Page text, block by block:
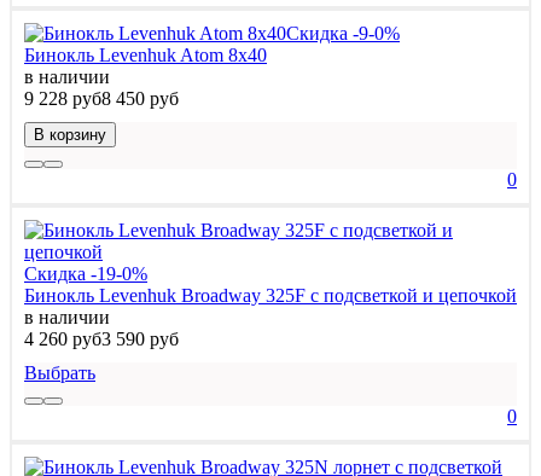
Скидка -9-0%
Бинокль Levenhuk Atom 8x40
в наличии
9 228 руб8 450 руб
В корзину
0
Скидка -19-0%
Бинокль Levenhuk Broadway 325F с подсветкой и цепочкой
в наличии
4 260 руб3 590 руб
Выбрать
0